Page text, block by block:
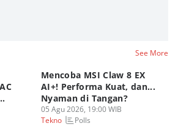
See More
Mencoba MSI Claw 8 EX
AI+! Performa Kuat, dan...
Nyaman di Tangan?
05 Agu 2026, 19:00 WIB
Tekno
Polls